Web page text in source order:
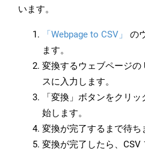
います。
「Webpage to CSV」
の
ます。
変換するウェブページの
スに入力します。
「変換」ボタンをクリ
始します。
変換が完了するまで待ち
変換が完了したら、CSV